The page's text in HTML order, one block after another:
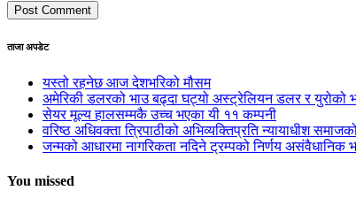
ताजा अपडेट
यस्तो रहनेछ आज देशभरिको मौसम
अमेरिकी डलरको भाउ बढ्दा घट्यो अस्ट्रेलियन डलर र युरोको
सेयर मूल्य हालसम्मकै उच्च भएका यी ११ कम्पनी
वरिष्ठ अधिवक्ता त्रिपाठीको अभिव्यक्तिप्रति न्यायाधीश
जन्मको आधारमा नागरिकता नदिने ट्रम्पको निर्णय
You missed